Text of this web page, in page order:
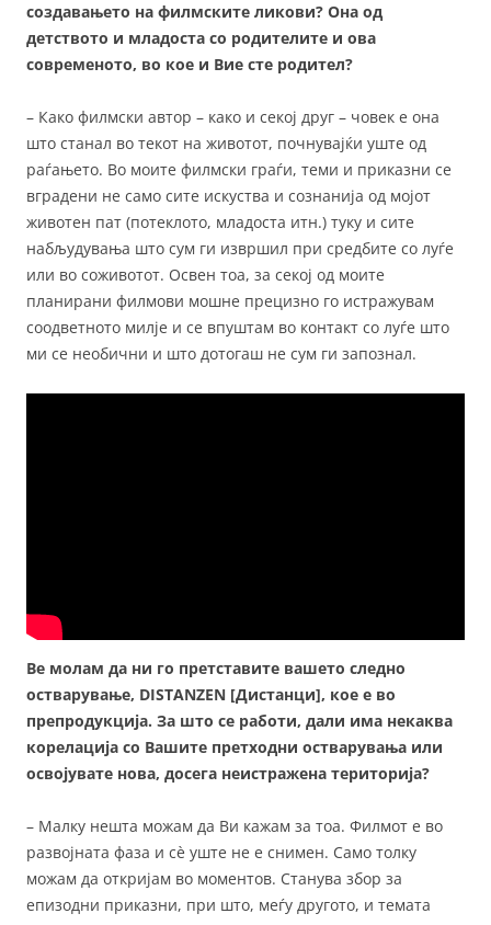
создавањето на филмските ликови? Она од
детството и младоста со родителите и ова
современото, во кое и Вие сте родител?
– Како филмски автор – како и секој друг – човек е она
што станал во текот на животот, почнувајќи уште од
раѓањето. Во моите филмски граѓи, теми и приказни се
вградени не само сите искуства и сознанија од мојот
животен пат (потеклото, младоста итн.) туку и сите
набљудувања што сум ги извршил при средбите со луѓе
или во соживотот. Освен тоа, за секој од моите
планирани филмови мошне прецизно го истражувам
соодветното милје и се впуштам во контакт со луѓе што
ми се необични и што дотогаш не сум ги запознал.
Ве молам да ни го претставите вашето следно
остварување, DISTANZEN [Дистанци], кое е во
препродукција. За што се работи, дали има некаква
корелација со Вашите претходни остварувања или
освојувате нова, досега неистражена територија?
– Малку нешта можам да Ви кажам за тоа. Филмот е во
развојната фаза и сè уште не е снимен. Само толку
можам да откријам во моментов. Станува збор за
епизодни приказни, при што, меѓу другото, и темата